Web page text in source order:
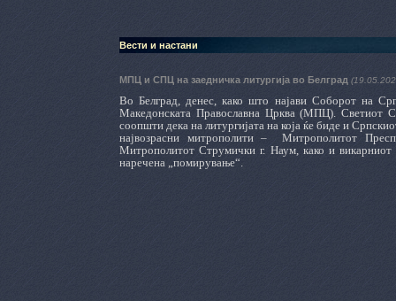
Вести и настани
МПЦ и СПЦ на заедничка литургија во Белград
Во Белград, денес, како што најави Соборот на
Македонската Православна Црква (МПЦ).
соопшти дека на литургијата на која ќе биде и
највозрасни митрополити –
Митрополитот
Митрополитот Струмички г. Наум, како и
наречена „помирување“.